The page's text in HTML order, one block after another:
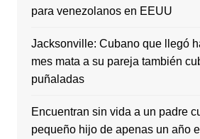
para venezolanos en EEUU
Jacksonville: Cubano que llegó
mes mata a su pareja también
puñaladas
Encuentran sin vida a un padre
pequeño hijo de apenas un año